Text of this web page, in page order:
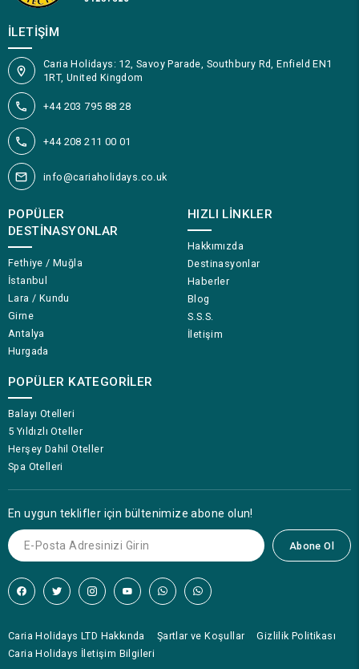
İLETIŞIM
Caria Holidays: 12, Savoy Parade, Southbury Rd, Enfield EN1
1RT, United Kingdom
+44 203 795 88 28
+44 208 211 00 01
info@cariaholidays.co.uk
POPÜLER
DESTINASYONLAR
Fethiye / Muğla
İstanbul
Lara / Kundu
Girne
Antalya
Hurgada
POPÜLER KATEGORILER
Balayı Otelleri
5 Yıldızlı Oteller
Herşey Dahil Oteller
Spa Otelleri
HIZLI LINKLER
Hakkımızda
Destinasyonlar
Haberler
Blog
S.S.S.
İletişim
En uygun teklifler için bültenimize abone olun!
Abone Ol
Caria Holidays LTD Hakkında Şartlar ve Koşullar
Gizlilik Politikası
Caria Holidays İletişim Bilgileri